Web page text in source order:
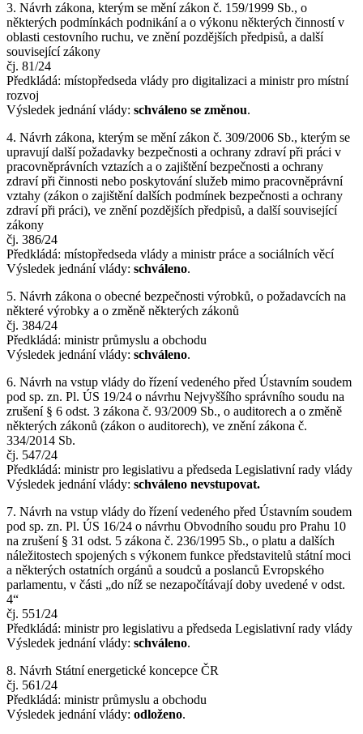
3. Návrh zákona, kterým se mění zákon č. 159/1999 Sb., o
některých podmínkách podnikání a o výkonu některých činností v
oblasti cestovního ruchu, ve znění pozdějších předpisů, a další
související zákony
čj. 81/24
Předkládá: místopředseda vlády pro digitalizaci a ministr pro místní
rozvoj
Výsledek jednání vlády: schváleno se změnou.
4. Návrh zákona, kterým se mění zákon č. 309/2006 Sb., kterým se
upravují další požadavky bezpečnosti a ochrany zdraví při práci v
pracovněprávních vztazích a o zajištění bezpečnosti a ochrany
zdraví při činnosti nebo poskytování služeb mimo pracovněprávní
vztahy (zákon o zajištění dalších podmínek bezpečnosti a ochrany
zdraví při práci), ve znění pozdějších předpisů, a další související
zákony
čj. 386/24
Předkládá: místopředseda vlády a ministr práce a sociálních věcí
Výsledek jednání vlády: schváleno.
5. Návrh zákona o obecné bezpečnosti výrobků, o požadavcích na
některé výrobky a o změně některých zákonů
čj. 384/24
Předkládá: ministr průmyslu a obchodu
Výsledek jednání vlády: schváleno.
6. Návrh na vstup vlády do řízení vedeného před Ústavním soudem
pod sp. zn. Pl. ÚS 19/24 o návrhu Nejvyššího správního soudu na
zrušení § 6 odst. 3 zákona č. 93/2009 Sb., o auditorech a o změně
některých zákonů (zákon o auditorech), ve znění zákona č.
334/2014 Sb.
čj. 547/24
Předkládá: ministr pro legislativu a předseda Legislativní rady vlády
Výsledek jednání vlády: schváleno nevstupovat.
7. Návrh na vstup vlády do řízení vedeného před Ústavním soudem
pod sp. zn. Pl. ÚS 16/24 o návrhu Obvodního soudu pro Prahu 10
na zrušení § 31 odst. 5 zákona č. 236/1995 Sb., o platu a dalších
náležitostech spojených s výkonem funkce představitelů státní moci
a některých ostatních orgánů a soudců a poslanců Evropského
parlamentu, v části „do níž se nezapočítávají doby uvedené v odst.
4“
čj. 551/24
Předkládá: ministr pro legislativu a předseda Legislativní rady vlády
Výsledek jednání vlády: schváleno.
8. Návrh Státní energetické koncepce ČR
čj. 561/24
Předkládá: ministr průmyslu a obchodu
Výsledek jednání vlády: odloženo.